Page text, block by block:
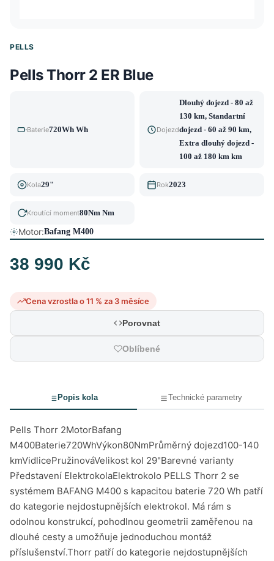
PELLS
Pells Thorr 2 ER Blue
Baterie720Wh Wh Dojezd
Dlouhý dojezd - 80 až
130 km, Standartní
dojezd - 60 až 90 km,
Extra dlouhý dojezd -
100 až 180 km km
Kola29" Rok2023
Kroutící moment80Nm Nm
Motor:Bafang M400
38 990 Kč
Cena vzrostla o 11 % za 3 měsíce
Porovnat
Oblíbené
Popis kola Technické parametry
Pells Thorr 2MotorBafang
M400Baterie720WhVýkon80NmPrůměrný dojezd100-140
kmVidlicePružinováVelikost kol 29"Barevné varianty
Představení ElektrokolaElektrokolo PELLS Thorr 2 se
systémem BAFANG M400 s kapacitou baterie 720 Wh patří
do kategorie nejdostupnějších elektrokol. Má rám s
odolnou konstrukcí, pohodlnou geometrii zaměřenou na
dlouhé cesty a umožňuje jednoduchou montáž
příslušenství.Thorr patří do kategorie nejdostupnějších